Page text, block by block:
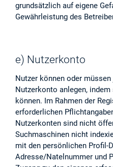
grundsätzlich auf eigene
Gewährleistung des
e) Nutzerkonto
Nutzer können oder
Nutzerkonto anlegen,
können. Im Rahmen der
erforderlichen
Nutzerkonten sind nicht
Suchmaschinen nicht
mit den persönlichen Profil-
Adresse/Natelnummer und